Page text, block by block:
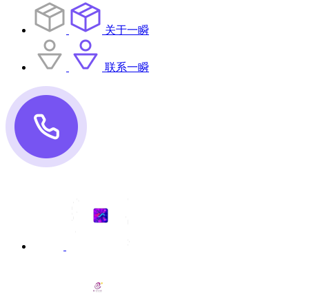
关于一瞬
联系一瞬